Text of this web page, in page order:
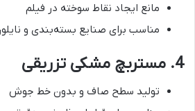
مانع ایجاد نقاط سوخته در فیلم
مناسب برای صنایع بسته‌بندی و
4. مستربچ مشکی تزریقی
تولید سطح صاف و بدون خط جوش